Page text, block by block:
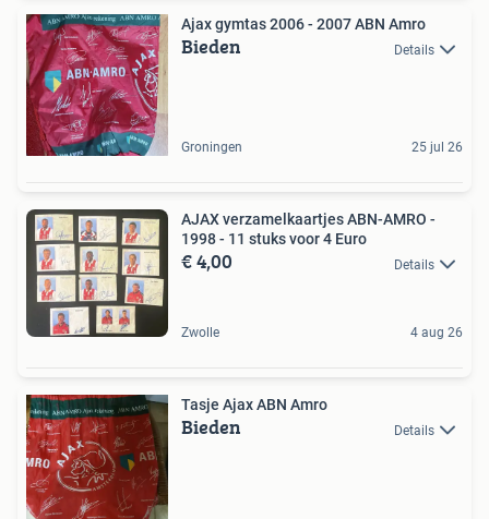
Ajax gymtas 2006 - 2007 ABN Amro
Bieden Details
Groningen 25 jul 26
AJAX verzamelkaartjes ABN-AMRO -
1998 - 11 stuks voor 4 Euro
€ 4,00 Details
Zwolle 4 aug 26
Tasje Ajax ABN Amro
Bieden Details